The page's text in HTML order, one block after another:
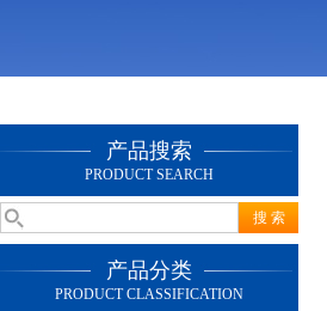
产品搜索
PRODUCT SEARCH
产品分类
PRODUCT CLASSIFICATION